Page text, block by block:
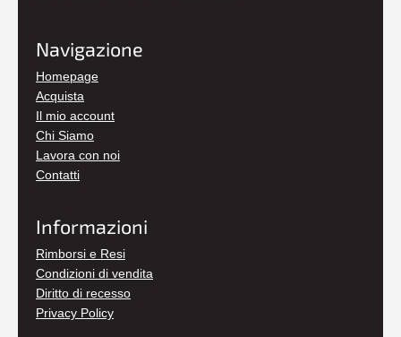
Navigazione
Homepage
Acquista
Il mio account
Chi Siamo
Lavora con noi
Contatti
Informazioni
Rimborsi e Resi
Condizioni di vendita
Diritto di recesso
Privacy Policy